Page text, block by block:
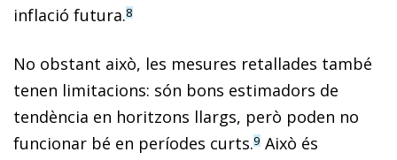
inflació futura.8
No obstant això, les mesures retallades també
tenen limitacions: són bons estimadors de
tendència en horitzons llargs, però poden no
funcionar bé en períodes curts.9 Això és